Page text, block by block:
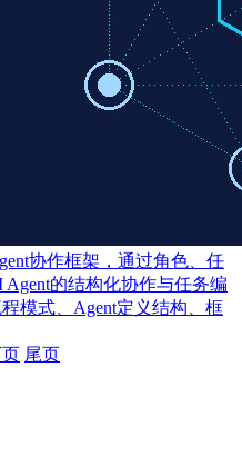
协作框架，通过角色、任
的结构化协作与任务编
模式、Agent定义结构、框
尾页